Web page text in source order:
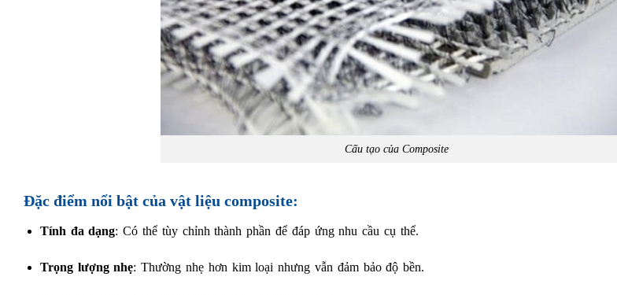
Cấu tạo của Composite
Đặc điểm nổi bật của vật liệu composite:
Tính đa dạng: Có thể tùy chỉnh thành phần để đáp ứng nhu cầu cụ thể.
Trọng lượng nhẹ: Thường nhẹ hơn kim loại nhưng vẫn đảm bảo độ bền.